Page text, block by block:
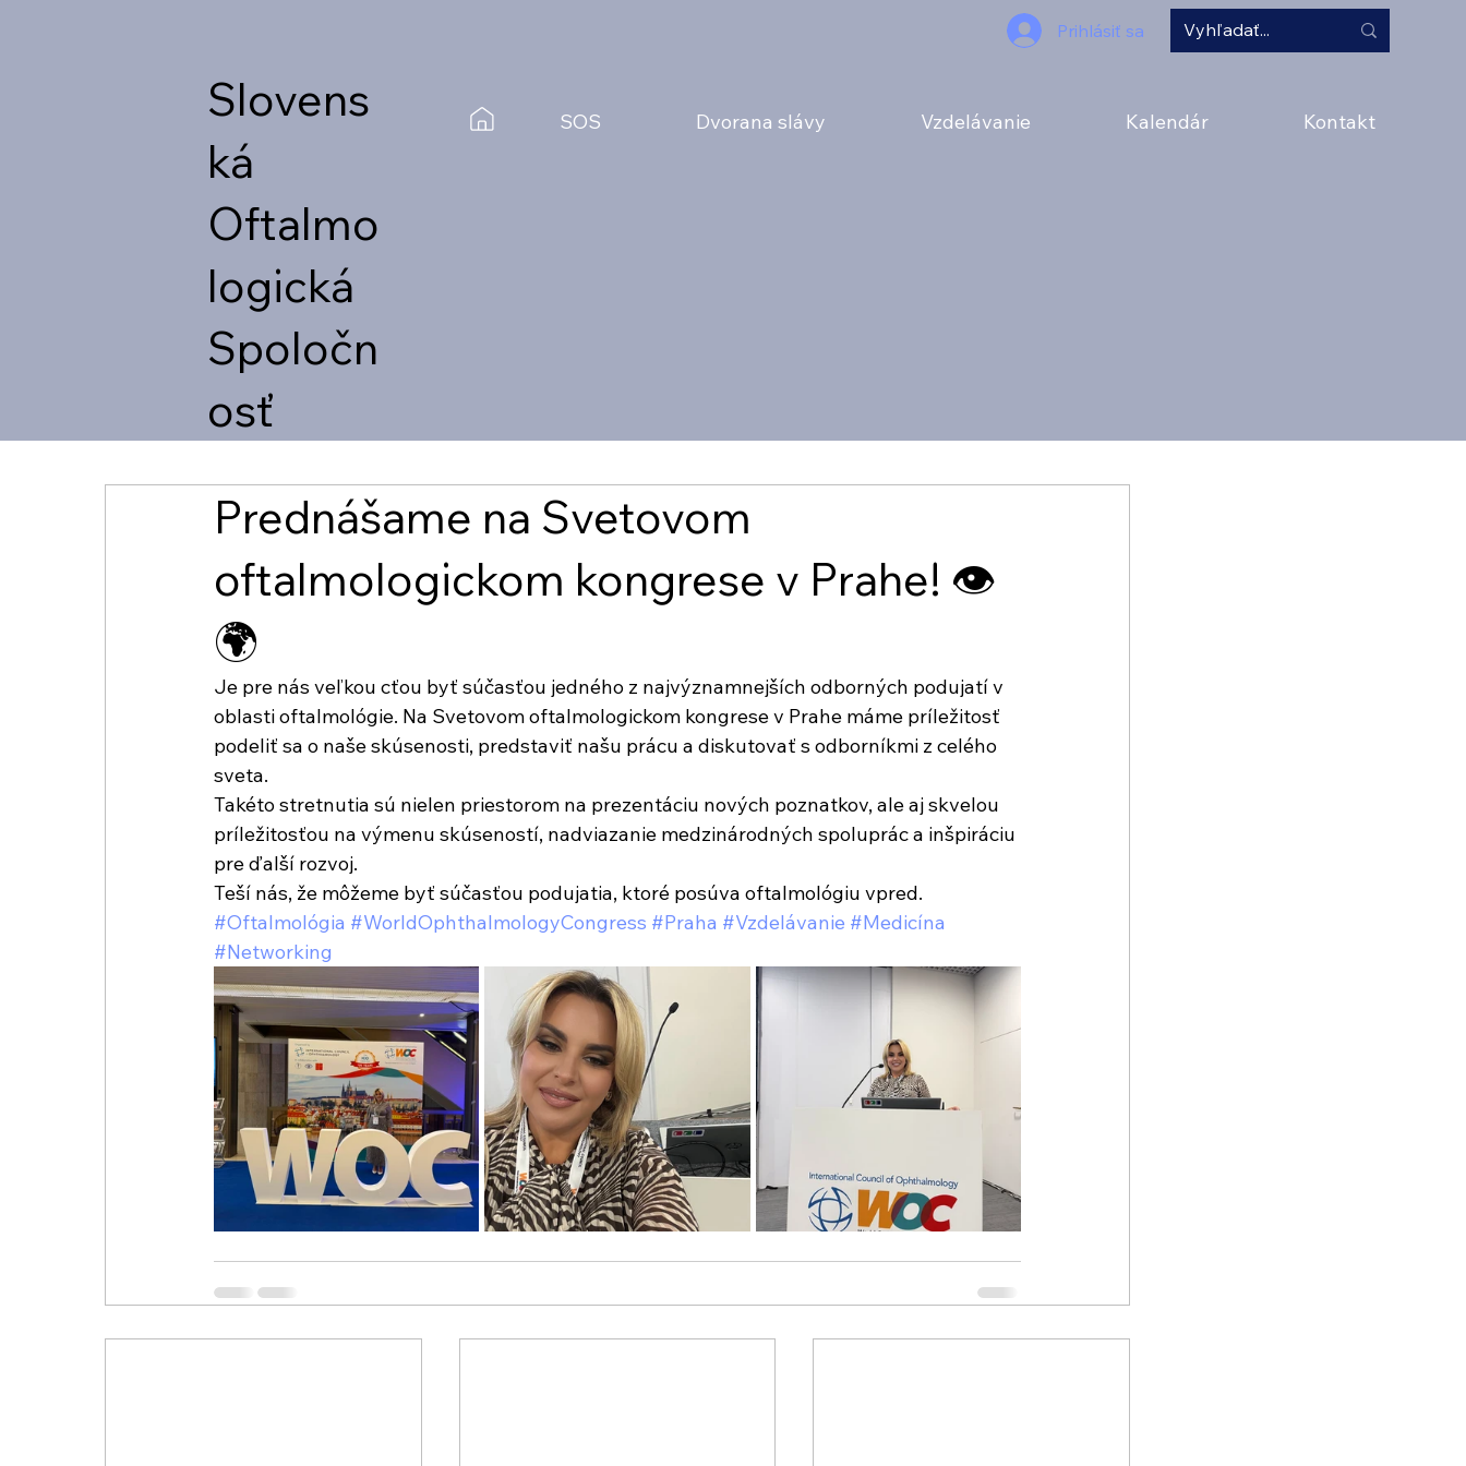
Slovens
ká
Oftalmo
logická
Spoločn
osť
SOS Dvorana slávy Vzdelávanie Kalendár Kontakt
Prihlásiť sa
Prednášame na Svetovom
oftalmologickom kongrese v Prahe! 👁️
🌍
Je pre nás veľkou cťou byť súčasťou jedného z najvýznamnejších odborných podujatí v
oblasti oftalmológie. Na Svetovom oftalmologickom kongrese v Prahe máme príležitosť
podeliť sa o naše skúsenosti, predstaviť našu prácu a diskutovať s odborníkmi z celého
sveta.
Takéto stretnutia sú nielen priestorom na prezentáciu nových poznatkov, ale aj skvelou
príležitosťou na výmenu skúseností, nadviazanie medzinárodných spoluprác a inšpiráciu
pre ďalší rozvoj.
Teší nás, že môžeme byť súčasťou podujatia, ktoré posúva oftalmológiu vpred.
#Oftalmológia #WorldOphthalmologyCongress #Praha #Vzdelávanie #Medicína
#Networking